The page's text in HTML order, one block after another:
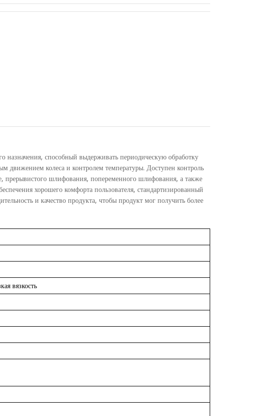
способный выдерживать периодическую обработку
движением колеса и контролем температуры. Доступен контроль
прерывистого шлифования, попеременного шлифования, а также
хорошего комфорта пользователя, стандартизированный
и качество продукта, чтобы продукт мог получить более
вязкость